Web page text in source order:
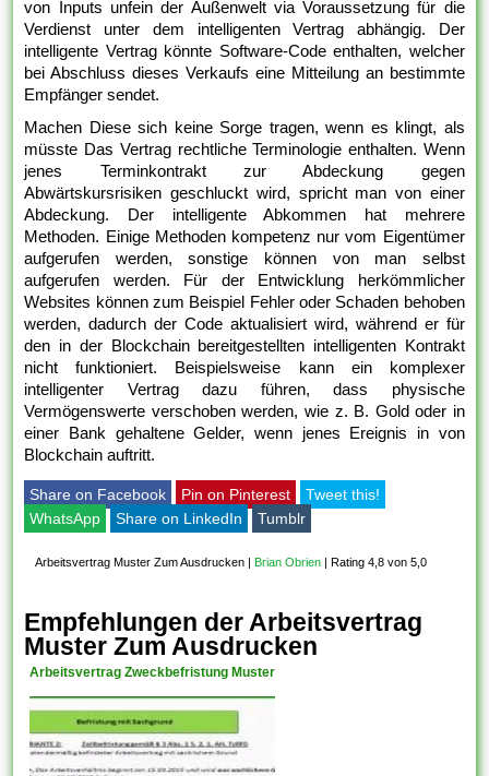
von Inputs unfein der Außenwelt via Voraussetzung für die
Verdienst unter dem intelligenten Vertrag abhängig. Der
intelligente Vertrag könnte Software-Code enthalten, welcher
bei Abschluss dieses Verkaufs eine Mitteilung an bestimmte
Empfänger sendet.
Machen Diese sich keine Sorge tragen, wenn es klingt, als
müsste Das Vertrag rechtliche Terminologie enthalten. Wenn
jenes Terminkontrakt zur Abdeckung gegen
Abwärtskursrisiken geschluckt wird, spricht man von einer
Abdeckung. Der intelligente Abkommen hat mehrere
Methoden. Einige Methoden kompetenz nur vom Eigentümer
aufgerufen werden, sonstige können von man selbst
aufgerufen werden. Für der Entwicklung herkömmlicher
Websites können zum Beispiel Fehler oder Schaden behoben
werden, dadurch der Code aktualisiert wird, während er für
den in der Blockchain bereitgestellten intelligenten Kontrakt
nicht funktioniert. Beispielsweise kann ein komplexer
intelligenter Vertrag dazu führen, dass physische
Vermögenswerte verschoben werden, wie z. B. Gold oder in
einer Bank gehaltene Gelder, wenn jenes Ereignis in von
Blockchain auftritt.
Share on Facebook Pin on Pinterest
Tweet this!
WhatsApp
Share on LinkedIn Tumblr
Arbeitsvertrag Muster Zum Ausdrucken | Brian Obrien |Rating 4,8 von 5,0
Empfehlungen der Arbeitsvertrag
Muster Zum Ausdrucken
Arbeitsvertrag Zweckbefristung Muster